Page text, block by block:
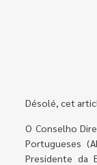
Désolé, cet
O Conselho
Portugueses
Presidente da